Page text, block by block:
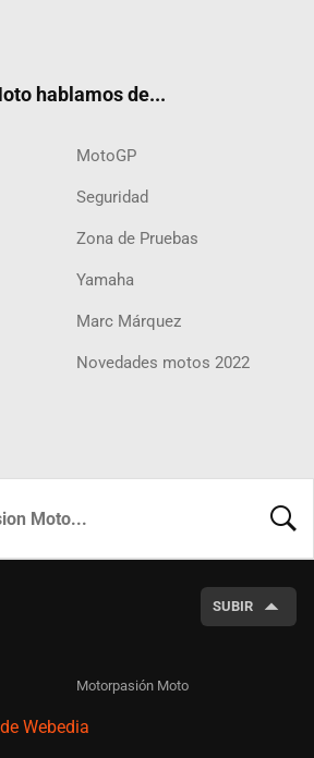
hablamos de...
MotoGP
Seguridad
Zona de Pruebas
Yamaha
Marc Márquez
Novedades motos 2022
SUBIR
Motorpasión Moto
Webedia